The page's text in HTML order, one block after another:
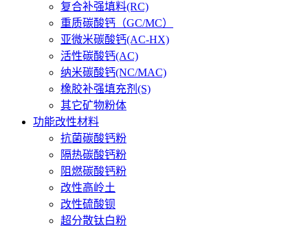
复合补强填料(RC)
重质碳酸钙（GC/MC）
亚微米碳酸钙(AC-HX)
活性碳酸钙(AC)
纳米碳酸钙(NC/MAC)
橡胶补强填充剂(S)
其它矿物粉体
功能改性材料
抗菌碳酸钙粉
隔热碳酸钙粉
阻燃碳酸钙粉
改性高岭土
改性硫酸钡
超分散钛白粉